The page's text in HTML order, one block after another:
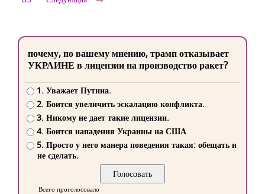
почему, по вашему мнению, трамп отказывает
УКРАИНЕ в лицензии на производство ракет?
1. Уважает Путина.
2. Боится увеличить эскалацию конфликта.
3. Никому не дает такие лицензии.
4. Боится нападения Украины на США
5. Просто у него манера поведения такая: обещать и
не сделать.
Всего проголосовало